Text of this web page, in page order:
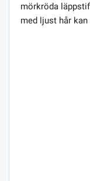
mörkröda
med ljust hår